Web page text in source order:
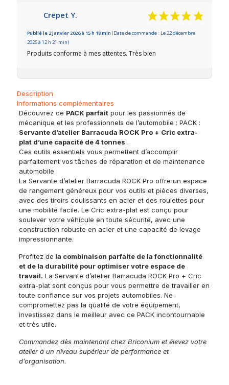
Crepet Y.
Publié le 2 janvier 2026 à 15 h 18 min (Date de commande : Le 22 décembre
2025 à 12 h 21 min)
Produits conforme à mes attentes. Très bien
Description
Informations complémentaires
Découvrez ce PACK parfaitpour les passionnés de
mécanique et les professionnels de l’automobile : PACK :
Servante d’atelier Barracuda ROCK Pro + Cric extra-
plat d’une capacité de 4 tonnes .
Ces outils essentiels vous permettent d’accomplir
parfaitement vos tâches de réparation et de maintenance
automobile .
La Servante d’atelier Barracuda ROCK Pro offre un espace
de rangement généreux pour vos outils et pièces diverses,
avec des tiroirs coulissants en acier et des roulettes pour
une mobilité facile. Le Cric extra-plat est conçu pour
soulever votre véhicule en toute sécurité, avec une
construction robuste en acier et une capacité de levage
impressionnante.
Profitez de la combinaison parfaite de la fonctionnalité
et de la durabilité pour optimiser votre espace de
travail. La Servante d’atelier Barracuda ROCK Pro + Cric
extra-plat sont conçus pour vous permettre de travailler en
toute confiance sur vos projets automobiles. Ne
compromettez pas la qualité de votre équipement,
investissez dans le meilleur avec ce PACK incontournable
et très utile.
Commandez dès maintenant chez Briconium et élevez votre
atelier à un niveau supérieur de performance et
d’organisation.